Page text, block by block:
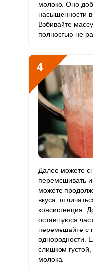
Рубидий
Селен 16.8 мкг
Фтор 161.4 мкг
5 мкг
Цинк
Бор
Ванадий 22.5 мкг
Молибден 25.7 мкг
молоко. Оно
насыщенности
Взбивайте
полностью не
4
Далее можете
перемешивать
можете
вкуса,
консистенция.
оставшуюся
перемешайте с
однородности.
слишком
молока.